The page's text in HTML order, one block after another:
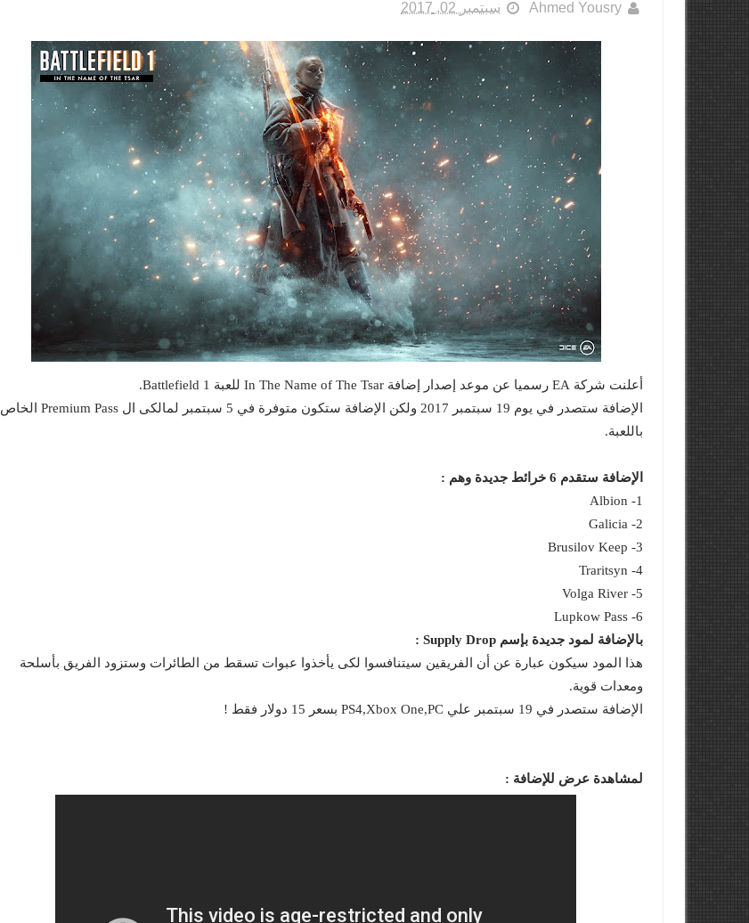
Ahmed Yousry سبتمبر 02, 2017
أعلنت شركة EA رسميا عن موعد إصدار إضافة In The Name of The Tsar للعبة Battlefield 1.
الإضافة ستصدر في يوم 19 سبتمبر 2017 ولكن الإضافة ستكون متوفرة في 5 سبتمبر لمالكى ال Premium Pass الخاص
باللعبة.
الإضافة ستقدم 6 خرائط جديدة وهم :
1- Albion
2- Galicia
3- Brusilov Keep
4- Traritsyn
5- Volga River
6- Lupkow Pass
بالإضافة لمود جديدة بإسم Supply Drop :
هذا المود سيكون عبارة عن أن الفريقين سيتنافسوا لكى يأخذوا عبوات تسقط من الطائرات وستزود الفريق بأسلحة
ومعدات قوية.
الإضافة ستصدر في 19 سبتمبر علي PS4,Xbox One,PC بسعر 15 دولار فقط !
لمشاهدة عرض للإضافة :